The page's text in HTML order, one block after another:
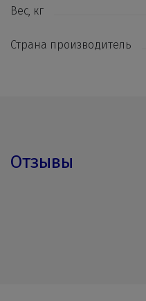
Вес, кг
Страна производитель
Отзывы